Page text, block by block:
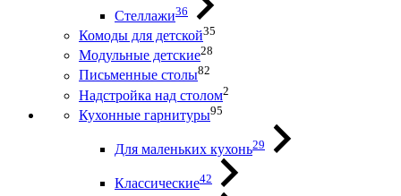
Стеллажи36
Комоды для детской35
Модульные детские28
Письменные столы82
Надстройка над столом2
Кухонные гарнитуры95
Для маленьких кухонь29
Классические42